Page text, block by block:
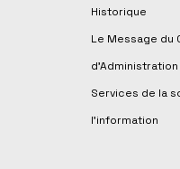
Historique
Le Message du
d’Administration
Services de la
l'information